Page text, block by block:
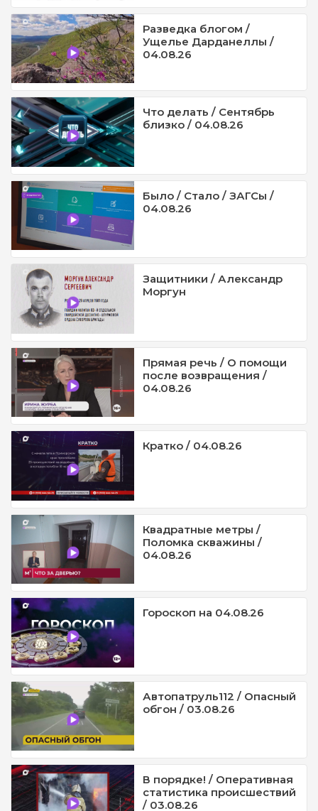
Разведка блогом /
Ущелье Дарданеллы /
04.08.26
Что делать / Сентябрь
близко / 04.08.26
Было / Стало / ЗАГСы /
04.08.26
Защитники / Александр
Моргун
Прямая речь / О помощи
после возвращения /
04.08.26
Кратко / 04.08.26
Квадратные метры /
Поломка скважины /
04.08.26
Гороскоп на 04.08.26
Автопатруль112 / Опасный
обгон / 03.08.26
В порядке! / Оперативная
статистика происшествий
/ 03.08.26